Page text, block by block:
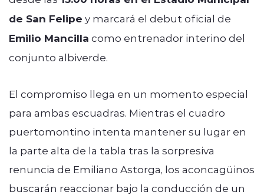
de San Felipe y marcará el debut oficial de
Emilio Mancilla como entrenador interino del
conjunto albiverde.
El compromiso llega en un momento especial
para ambas escuadras. Mientras el cuadro
puertomontino intenta mantener su lugar en
la parte alta de la tabla tras la sorpresiva
renuncia de Emiliano Astorga, los aconcagüinos
buscarán reaccionar bajo la conducción de un